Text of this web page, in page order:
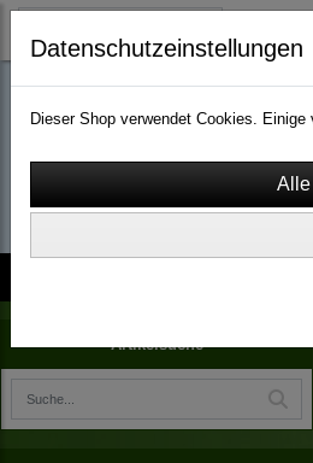
Artikelsuche
Datenschutzeinstellungen
Dieser Shop verwendet Cookies.